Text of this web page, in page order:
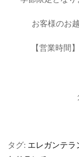
お客様のお
【営業時間
タグ: エレガンテラ